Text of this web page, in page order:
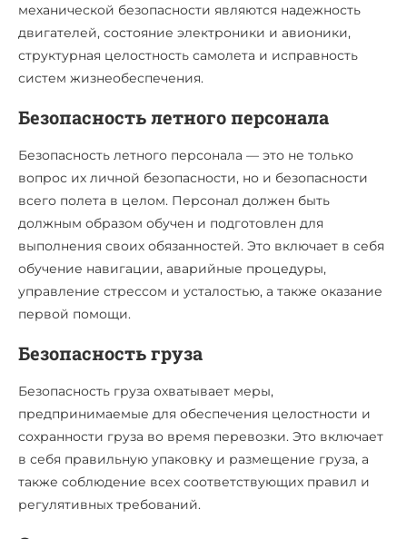
механической безопасности являются надежность
двигателей, состояние электроники и авионики,
структурная целостность самолета и исправность
систем жизнеобеспечения.
Безопасность летного персонала
Безопасность летного персонала — это не только
вопрос их личной безопасности, но и безопасности
всего полета в целом. Персонал должен быть
должным образом обучен и подготовлен для
выполнения своих обязанностей. Это включает в себя
обучение навигации, аварийные процедуры,
управление стрессом и усталостью, а также оказание
первой помощи.
Безопасность груза
Безопасность груза охватывает меры,
предпринимаемые для обеспечения целостности и
сохранности груза во время перевозки. Это включает
в себя правильную упаковку и размещение груза, а
также соблюдение всех соответствующих правил и
регулятивных требований.